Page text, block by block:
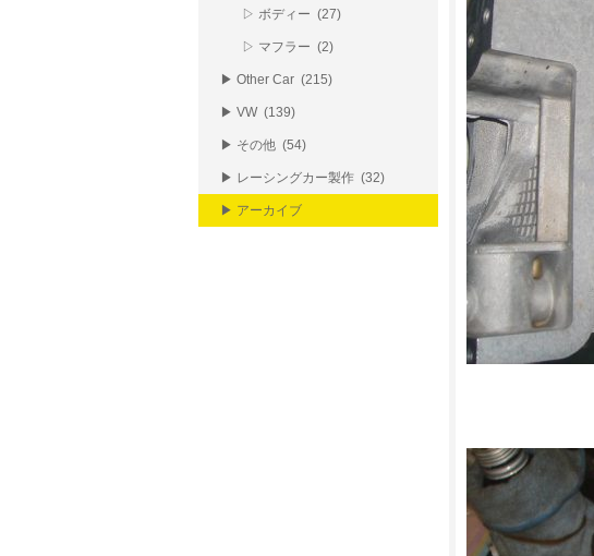
▷ ボディー (27)
▷ マフラー (2)
▶ Other Car (215)
▶ VW (139)
▶ その他 (54)
▶ レーシングカー製作 (32)
▶ アーカイブ